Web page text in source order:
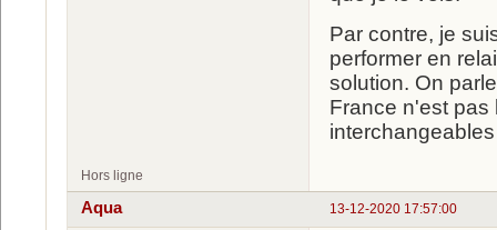
Par contre, je
performer en
solution. On
France n'est pas
Hors ligne
13-12-2020 17:57:00
Aqua